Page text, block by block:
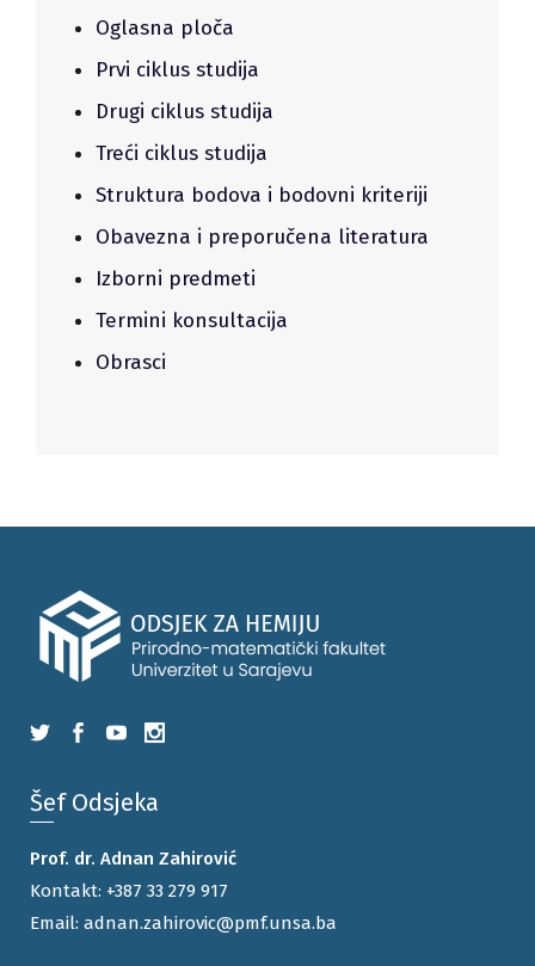
Oglasna ploča
Prvi ciklus studija
Drugi ciklus studija
Treći ciklus studija
Struktura bodova i bodovni kriteriji
Obavezna i preporučena literatura
Izborni predmeti
Termini konsultacija
Obrasci
Šef Odsjeka
Prof. dr. Adnan Zahirović
Kontakt: +387 33 279 917
Email: adnan.zahirovic@pmf.unsa.ba